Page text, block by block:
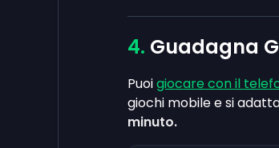
Guadagna
Puoigiocare con il
giochi mobile e si
minuto.